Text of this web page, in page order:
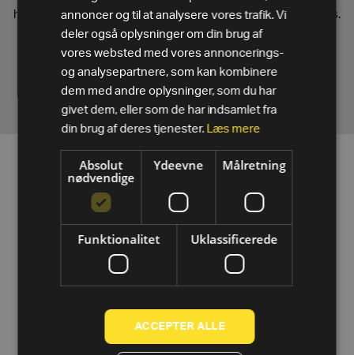
hvordan man anvender disse i et klassemiljø, der kan leveres.
De vil blive introduceret til formatmetoden og miljøet og vil
lære om de specifikke formatklasser.
Kontakt os
annoncer og til at analysere vores trafik. Vi
deler også oplysninger om din brug af
vores websted med vores annoncerings-
og analysepartnere, som kan kombinere
dem med andre oplysninger, som du har
givet dem, eller som de har indsamlet fra
din brug af deres tjenester.
Læs mere
Absolut
nødvendige
Ydeevne Målretning
Funktionalitet Uklassificerede
ACCEPTER ALLE